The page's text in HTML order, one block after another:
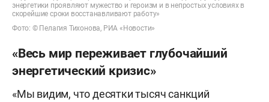
энергетики проявляют мужество и героизм и в непростых условиях в
скорейшие сроки восстанавливают работу»
Фото: © Пелагия Тихонова, РИА «Новости»
«Весь мир переживает глубочайший
энергетический кризис»
«Мы видим, что десятки тысяч санкций